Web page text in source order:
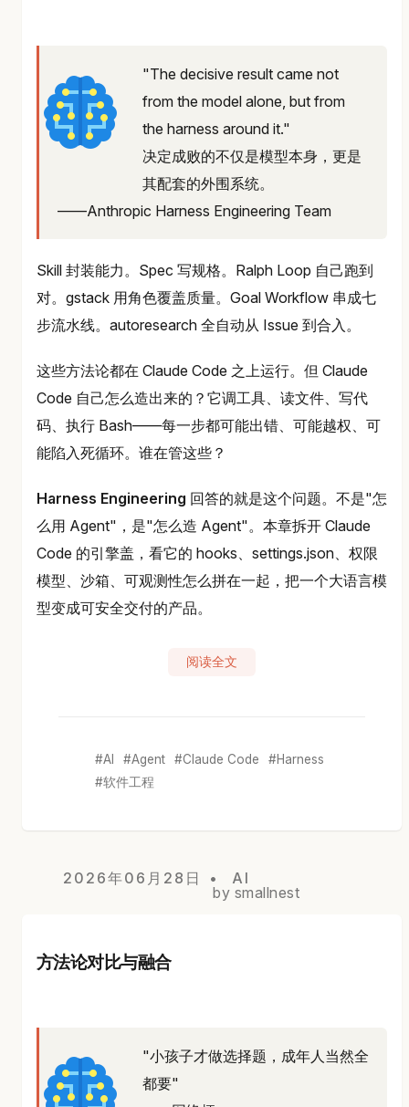
"The decisive result came not
from the model alone, but from
the harness around it."
决定成败的不仅是模型本身，更是
其配套的外围系统。
——Anthropic Harness Engineering Team
Skill 封装能力。Spec 写规格。Ralph Loop 自己跑到
对。gstack 用角色覆盖质量。Goal Workflow 串成七
步流水线。autoresearch 全自动从 Issue 到合入。
这些方法论都在 Claude Code 之上运行。但 Claude
Code 自己怎么造出来的？它调工具、读文件、写代
码、执行 Bash——每一步都可能出错、可能越权、可
能陷入死循环。谁在管这些？
Harness Engineering 回答的就是这个问题。不是"怎
么用 Agent"，是"怎么造 Agent"。本章拆开 Claude
Code 的引擎盖，看它的 hooks、settings.json、权限
模型、沙箱、可观测性怎么拼在一起，把一个大语言模
型变成可安全交付的产品。
阅读全文
AI Agent Claude Code
Harness
软件工程
2026年06月28日
AI
by smallnest
方法论对比与融合
"小孩子才做选择题，成年人当然全
都要"